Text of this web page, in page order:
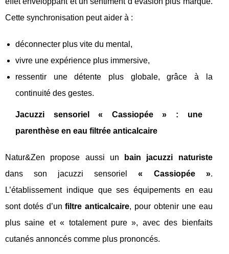
Cette synchronisation peut aider à :
déconnecter plus vite du mental,
vivre une expérience plus immersive,
ressentir une détente plus globale, grâce à la
continuité des gestes.
Jacuzzi sensoriel « Cassiopée » : une
parenthèse en eau filtrée anticalcaire
Natur&Zen propose aussi un
bain jacuzzi naturiste
dans son jacuzzi sensoriel« Cassiopée ».
L’établissement indique que ses équipements en eau
sont dotés d’unfiltre anticalcaire, pour obtenir une eau
plus saine et « totalement pure », avec des bienfaits
cutanés annoncés comme plus prononcés.